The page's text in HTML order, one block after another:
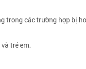
trong các trường hợp bị
trẻ em.